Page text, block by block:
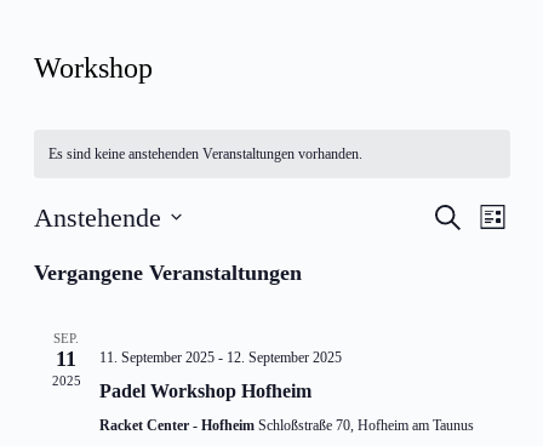
Workshop
Es sind keine anstehenden Veranstaltungen vorhanden.
Suche
Liste
Anstehende
wählen.
Vergangene Veranstaltungen
SEP.
11
2025
11. September 2025- 12. September 2025
Padel Workshop Hofheim
Racket Center - Hofheim Schloßstraße 70, Hofheim am Taunus